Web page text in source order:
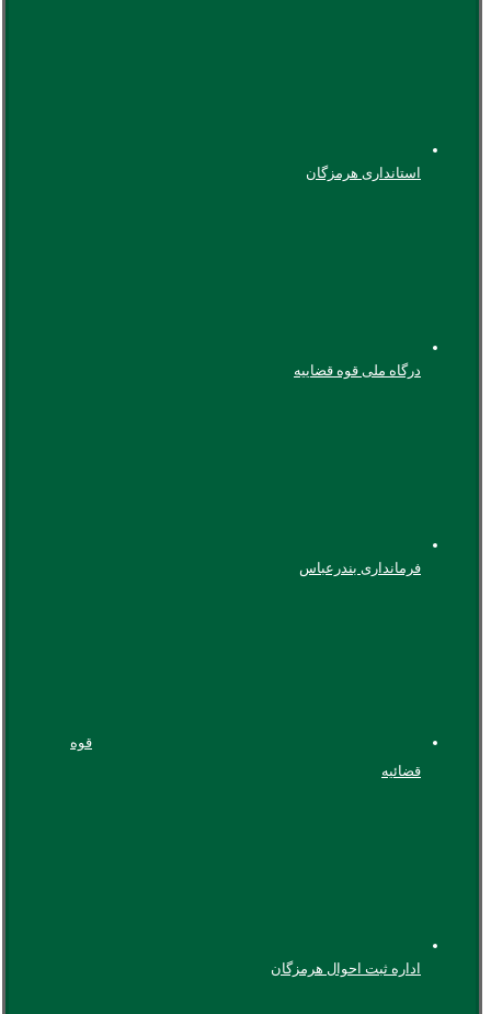
استانداری هرمزگان
درگاه ملی قوه قضاییه
فرمانداری بندرعباس
قوه
قضائیه
اداره ثبت احوال هرمزگان